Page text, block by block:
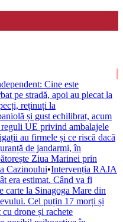
Cine este
pe stradă, apoi au plecat la
reținuți la
și gust echilibrat, acum
UE privind ambalajele
au firmele și ce riscă dacă
de jandarmi, în
Ziua Marinei prin
Cazinoului•Intervenția RAJA
era estimat. Când va fi
carte la Sinagoga Mare din
Cel puțin 17 morți și
drone și rachete